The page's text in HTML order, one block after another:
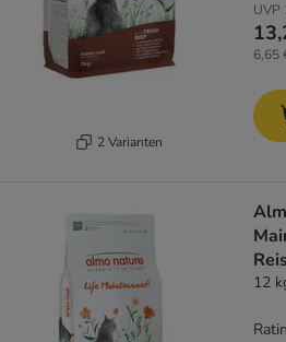
2 Varianten
UVP
6,65
Reis
12